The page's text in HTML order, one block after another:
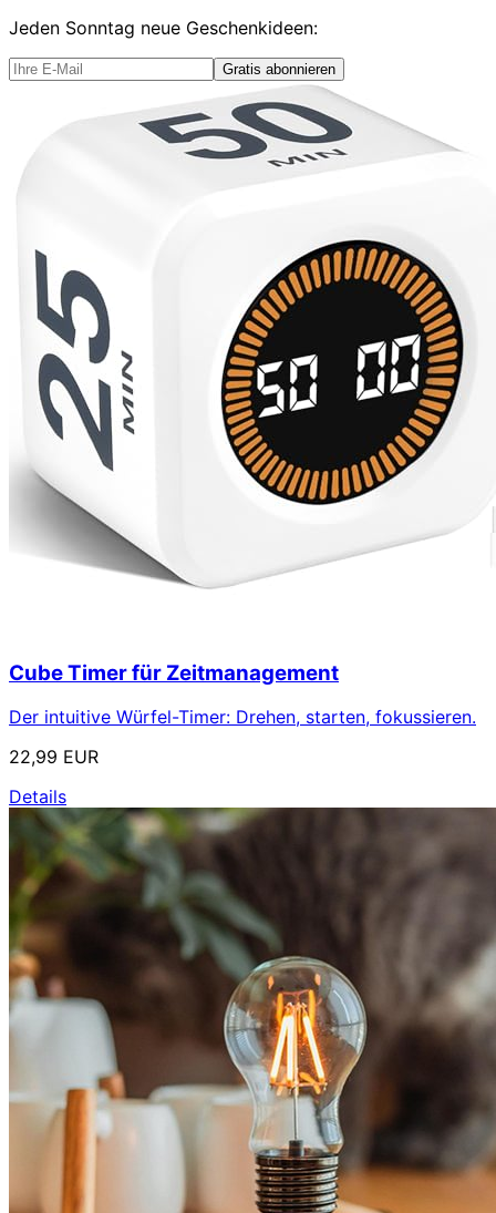
Jeden Sonntag neue Geschenkideen:
Gratis abonnieren
Cube Timer für Zeitmanagement
Der intuitive Würfel-Timer: Drehen, starten, fokussieren.
22,99 EUR
Details